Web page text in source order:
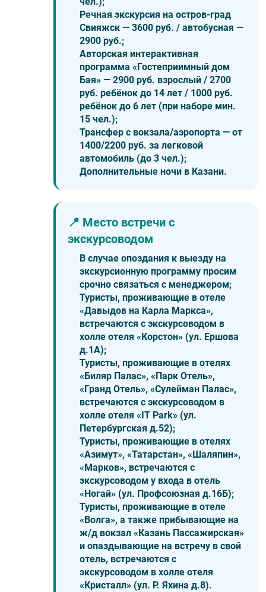
Речная экскурсия на остров-град
Свияжск — 3600 руб. / автобусная —
2900 руб.;
Авторская интерактивная
программа «Гостеприимный дом
Бая» — 2900 руб. взрослый / 2700
руб. ребёнок до 14 лет / 1000 руб.
ребёнок до 6 лет (при наборе мин.
15 чел.);
Трансфер с вокзала/аэропорта — от
1400/2200 руб. за легковой
автомобиль (до 3 чел.);
Дополнительные ночи в Казани.
📍 Место встречи с
экскурсоводом
В случае опоздания к выезду на
экскурсионную программу просим
срочно связаться с менеджером;
Туристы, проживающие в отеле
«Давыдов на Карла Маркса»,
встречаются с экскурсоводом в
холле отеля «Корстон» (ул. Ершова
д.1А);
Туристы, проживающие в отелях
«Биляр Палас», «Парк Отель»,
«Гранд Отель», «Сулейман Палас»,
встречаются с экскурсоводом в
холле отеля «IT Park» (ул.
Петербургская д.52);
Туристы, проживающие в отелях
«Азимут», «Татарстан», «Шаляпин»,
«Марков», встречаются с
экскурсоводом у входа в отель
«Ногай» (ул. Профсоюзная д.16Б);
Туристы, проживающие в отеле
«Волга», а также прибывающие на
ж/д вокзал «Казань Пассажирская»
и опаздывающие на встречу в свой
отель, встречаются с
экскурсоводом в холле отеля
«Кристалл» (ул. Р. Яхина д.8).